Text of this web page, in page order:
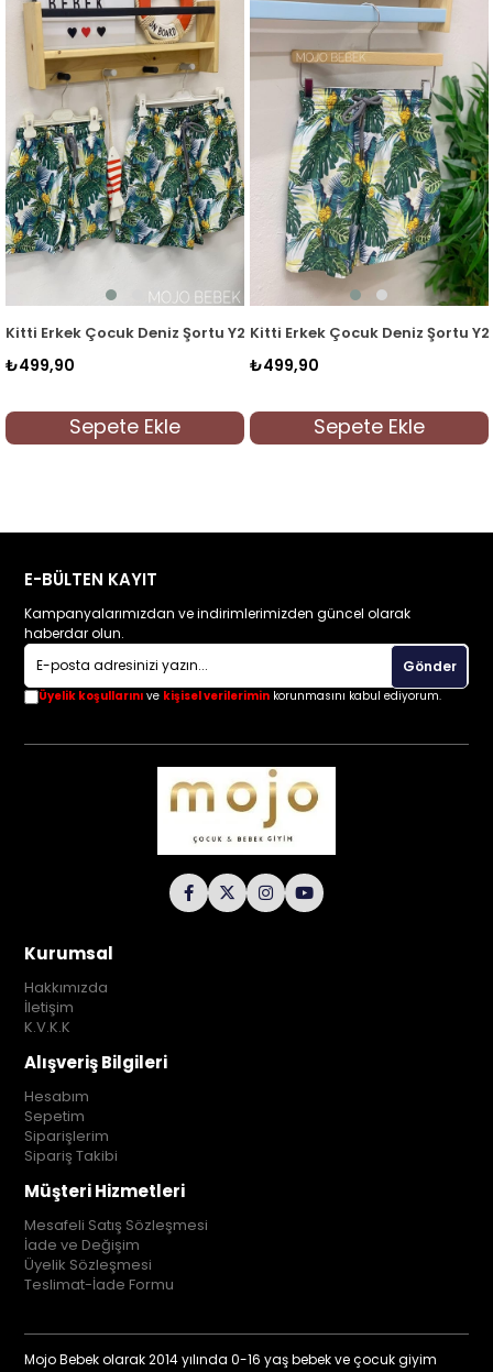
Sarı
Erkek Çocuk Deniz Şortu Y2530 Yeşil
Sepete Ekle
Kitti Erkek Çocuk Deniz Şortu
₺499,90
Sepete Ekle
E-BÜLTEN KAYIT
Kampanyalarımızdan ve indirimlerimizden güncel olarak
haberdar olun.
Gönder
Üyelik koşullarını ve kişisel verilerimin korunmasını kabul ediyorum.
Kurumsal
Hakkımızda
İletişim
K.V.K.K
Alışveriş Bilgileri
Hesabım
Sepetim
Siparişlerim
Sipariş Takibi
Müşteri Hizmetleri
Mesafeli Satış Sözleşmesi
İade ve Değişim
Üyelik Sözleşmesi
Teslimat-İade Formu
Mojo Bebek olarak 2014 yılında 0-16 yaş bebek ve çocuk giyim